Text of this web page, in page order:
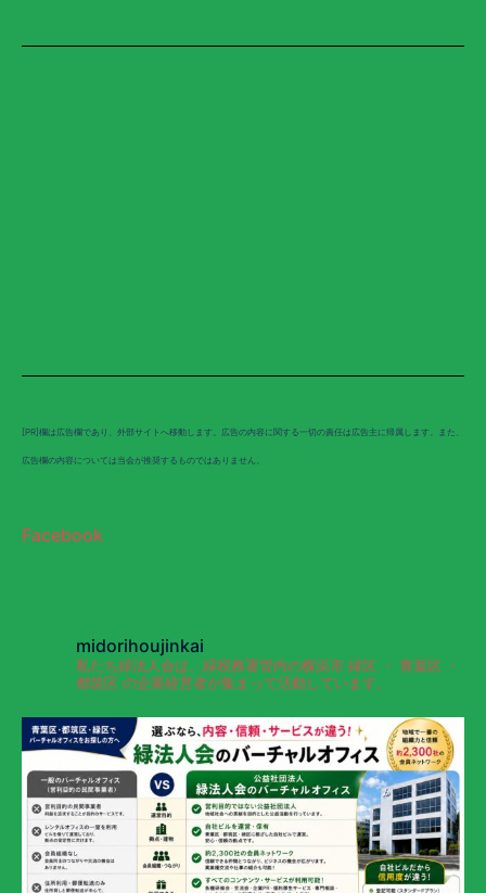
[PR]欄は広告欄であり、外部サイトへ移動します。広告の内容に関する一切の責任は広告主に帰属します。また、
広告欄の内容については当会が推奨するものではありません。
Facebook
midorihoujinkai
私たち緑法人会は、緑税務署管内の横浜市 緑区 ・ 青葉区 ・
都筑区 の企業経営者が集まって活動しています。